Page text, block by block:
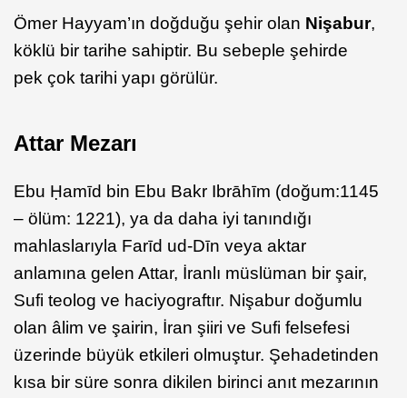
Ömer Hayyam’ın doğduğu şehir olan Nişabur,
köklü bir tarihe sahiptir. Bu sebeple şehirde
pek çok tarihi yapı görülür.
Attar Mezarı
Ebu Ḥamīd bin Ebu Bakr Ibrāhīm (doğum:1145
– ölüm: 1221‎‎), ya da daha iyi tanındığı
mahlaslarıyla Farīd ud-Dīn veya aktar
anlamına gelen Attar, İranlı müslüman bir şair,
Sufi teolog ve haciyograftır. Nişabur doğumlu
olan âlim ve şairin, İran şiiri ve Sufi felsefesi
üzerinde büyük etkileri olmuştur. Şehadetinden
kısa bir süre sonra dikilen birinci anıt mezarının